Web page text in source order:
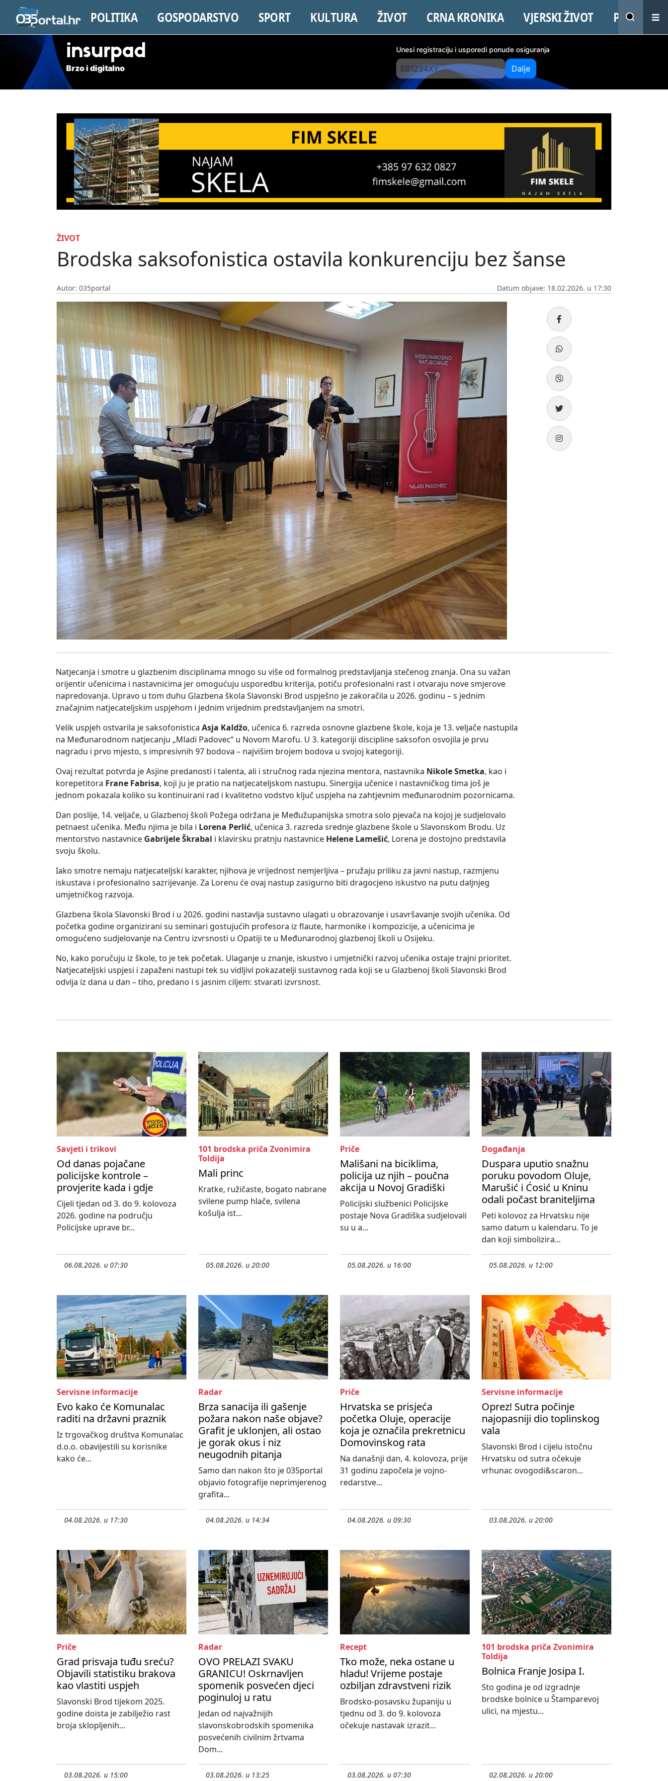
POLITIKA GOSPODARSTVO SPORT KULTURA ŽIVOT CRNA KRONIKA VJERSKI ŽIVOT PROMO
insurpad
Brzo i digitalno
Unesi registraciju i usporedi ponude osiguranja
Dalje
ŽIVOT
Brodska saksofonistica ostavila konkurenciju bez šanse
Autor: 035portal Datum objave: 18.02.2026. u 17:30
Natjecanja i smotre u glazbenim disciplinama mnogo su više od formalnog predstavljanja stečenog znanja. Ona su važan
orijentir učenicima i nastavnicima jer omogućuju usporedbu kriterija, potiču profesionalni rast i otvaraju nove smjerove
napredovanja. Upravo u tom duhu Glazbena škola Slavonski Brod uspješno je zakoračila u 2026. godinu – s jednim
značajnim natjecateljskim uspjehom i jednim vrijednim predstavljanjem na smotri.
Velik uspjeh ostvarila je saksofonistica Asja Kaldžo, učenica 6. razreda osnovne glazbene škole, koja je 13. veljače nastupila
na Međunarodnom natjecanju „Mladi Padovec“ u Novom Marofu. U 3. kategoriji discipline saksofon osvojila je prvu
nagradu i prvo mjesto, s impresivnih 97 bodova – najvišim brojem bodova u svojoj kategoriji.
Ovaj rezultat potvrda je Asjine predanosti i talenta, ali i stručnog rada njezina mentora, nastavnika Nikole Smetka, kao i
korepetitora Frane Fabrisa, koji ju je pratio na natjecateljskom nastupu. Sinergija učenice i nastavničkog tima još je
jednom pokazala koliko su kontinuirani rad i kvalitetno vodstvo ključ uspjeha na zahtjevnim međunarodnim pozornicama.
Dan poslije, 14. veljače, u Glazbenoj školi Požega održana je Međužupanijska smotra solo pjevača na kojoj je sudjelovalo
petnaest učenika. Među njima je bila i Lorena Perlić, učenica 3. razreda srednje glazbene škole u Slavonskom Brodu. Uz
mentorstvo nastavnice Gabrijele Škrabal i klavirsku pratnju nastavnice Helene Lamešić, Lorena je dostojno predstavila
svoju školu.
Iako smotre nemaju natjecateljski karakter, njihova je vrijednost nemjerljiva – pružaju priliku za javni nastup, razmjenu
iskustava i profesionalno sazrijevanje. Za Lorenu će ovaj nastup zasigurno biti dragocjeno iskustvo na putu daljnjeg
umjetničkog razvoja.
Glazbena škola Slavonski Brod i u 2026. godini nastavlja sustavno ulagati u obrazovanje i usavršavanje svojih učenika. Od
početka godine organizirani su seminari gostujućih profesora iz flaute, harmonike i kompozicije, a učenicima je
omogućeno sudjelovanje na Centru izvrsnosti u Opatiji te u Međunarodnoj glazbenoj školi u Osijeku.
No, kako poručuju iz škole, to je tek početak. Ulaganje u znanje, iskustvo i umjetnički razvoj učenika ostaje trajni prioritet.
Natjecateljski uspjesi i zapaženi nastupi tek su vidljivi pokazatelji sustavnog rada koji se u Glazbenoj školi Slavonski Brod
odvija iz dana u dan – tiho, predano i s jasnim ciljem: stvarati izvrsnost.
Savjeti i trikovi
Od danas pojačane
policijske kontrole –
provjerite kada i gdje
Cijeli tjedan od 3. do 9. kolovoza
2026. godine na području
Policijske uprave br...
06.08.2026. u 07:30
101 brodska priča Zvonimira
Toldija
Mali princ
Kratke, ružičaste, bogato nabrane
svilene pump hlače, svilena
košulja ist...
05.08.2026. u 20:00
Priče
Mališani na biciklima,
policija uz njih – poučna
akcija u Novoj Gradiški
Policijski službenici Policijske
postaje Nova Gradiška sudjelovali
su u a...
05.08.2026. u 16:00
Događanja
Duspara uputio snažnu
poruku povodom Oluje,
Marušić i Ćosić u Kninu
odali počast braniteljima
Peti kolovoz za Hrvatsku nije
samo datum u kalendaru. To je
dan koji simbolizira...
05.08.2026. u 12:00
Servisne informacije
Evo kako će Komunalac
raditi na državni praznik
Iz trgovačkog društva Komunalac
d.o.o. obavijestili su korisnike
kako će...
04.08.2026. u 17:30
Radar
Brza sanacija ili gašenje
požara nakon naše objave?
Grafit je uklonjen, ali ostao
je gorak okus i niz
neugodnih pitanja
Samo dan nakon što je 035portal
objavio fotografije neprimjerenog
grafita...
04.08.2026. u 14:34
Priče
Hrvatska se prisjeća
početka Oluje, operacije
koja je označila prekretnicu
Domovinskog rata
Na današnji dan, 4. kolovoza, prije
31 godinu započela je vojno-
redarstve...
04.08.2026. u 09:30
Servisne informacije
Oprez! Sutra počinje
najopasniji dio toplinskog
vala
Slavonski Brod i cijelu istočnu
Hrvatsku od sutra očekuje
vrhunac ovogodi&scaron...
03.08.2026. u 20:00
Priče
Grad prisvaja tuđu sreću?
Objavili statistiku brakova
kao vlastiti uspjeh
Slavonski Brod tijekom 2025.
godine doista je zabilježio rast
broja sklopljenih...
03.08.2026. u 15:00
Radar
OVO PRELAZI SVAKU
GRANICU! Oskrnavljen
spomenik posvećen djeci
poginuloj u ratu
Jedan od najvažnijih
slavonskobrodskih spomenika
posvećenih civilnim žrtvama
Dom...
03.08.2026. u 13:25
Recept
Tko može, neka ostane u
hladu! Vrijeme postaje
ozbiljan zdravstveni rizik
Brodsko-posavsku županiju u
tjednu od 3. do 9. kolovoza
očekuje nastavak izrazit...
03.08.2026. u 07:30
101 brodska priča Zvonimira
Toldija
Bolnica Franje Josipa I.
Sto godina je od izgradnje
brodske bolnice u Štamparevoj
ulici, na mjestu...
02.08.2026. u 20:00